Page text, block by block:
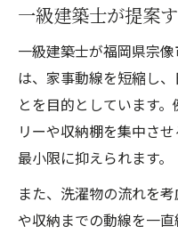
一級建築士が提案
一級建築士が福岡県宗
は、家事動線を短縮し
とを目的としています
リーや収納棚を集中さ
最小限に抑えられます。
また、洗濯物の流れを
や収納までの動線を一